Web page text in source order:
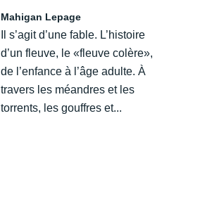
Mahigan Lepage
Il s’agit d’une fable. L’histoire
d’un fleuve, le «fleuve colère»,
de l’enfance à l’âge adulte. À
travers les méandres et les
torrents, les gouffres et...